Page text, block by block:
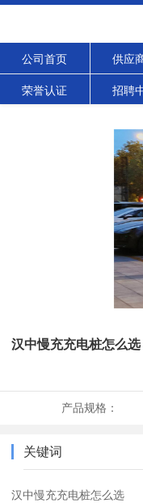
公司首页 供应
荣誉认证 招聘
汉中慢充充电桩怎么选
产品规格：
关键词
汉中慢充充电桩怎么选